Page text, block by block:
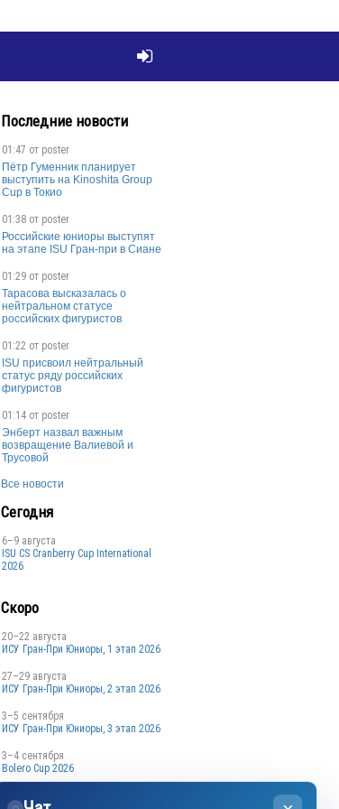

Последние новости
01:47 от poster
Пётр Гуменник планирует
выступить на Kinoshita Group
Cup в Токио
01:38 от poster
Российские юниоры выступят
на этапе ISU Гран-при в Сиане
01:29 от poster
Тарасова высказалась о
нейтральном статусе
российских фигуристов
01:22 от poster
ISU присвоил нейтральный
статус ряду российских
фигуристов
01:14 от poster
Энберт назвал важным
возвращение Валиевой и
Трусовой
Все новости
Сегодня
6–9 августа
ISU CS Cranberry Cup International
2026
Скоро
20–22 августа
ИСУ Гран-При Юниоры, 1 этап 2026
27–29 августа
ИСУ Гран-При Юниоры, 2 этап 2026
3–5 сентября
ИСУ Гран-При Юниоры, 3 этап 2026
3–4 сентября
Bolero Cup 2026